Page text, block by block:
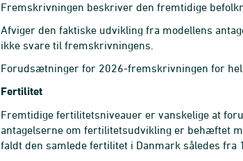
Fremskrivningen beskriver den fremtidige
Afviger den faktiske udvikling fra modellens
ikke svare til fremskrivningens.
Forudsætninger for 2026-fremskrivningen for
Fertilitet
Fremtidige fertilitetsniveauer er vanskelige at
antagelserne om fertilitetsudvikling er behæftet
faldt den samlede fertilitet i Danmark således fra